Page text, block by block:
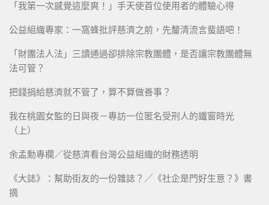
「我第一次感覺這麼爽！」手天使首位使用者的體驗心得
公益組織專家：一窩蜂批評慈濟之前，先釐清流言蜚語吧！
「財團法人法」三讀通過卻排除宗教團體，是否讓宗教團體無
法可管？
把錢捐給慈濟就不管了，算不算做善事？
我在桃園女監的日與夜－專訪一位匿名受刑人的鐵窗時光
（上）
余孟勳專欄／從慈濟看台灣公益組織的財務透明
《大誌》：幫助街友的一份雜誌？／《社企是門好生意？》書
摘